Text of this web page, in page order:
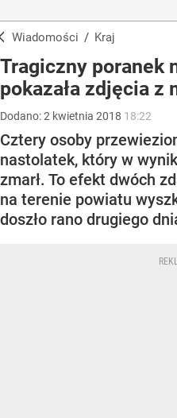
Wiadomości / Kraj
Tragiczny poranek
pokazała zdjęcia z
Dodano:2 kwietnia 2018 18:22
Cztery osoby
nastolatek, który w
zmarł. To efekt dwóch
na terenie powiatu
doszło rano drugiego